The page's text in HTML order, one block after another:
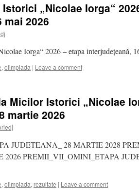
„Nicolae Iorga“
mai 2026
Iorga“ 2026 – etapa interjudețeană,
, olimpiada | Leave a comment
Micilor Istorici „Nicolae
martie 2026
JUDETEANA_ 28 MARTIE 2028
2026 PREMII_VII_OMINI_ETAPA
, olimpiada, rezultate | Leave a comment